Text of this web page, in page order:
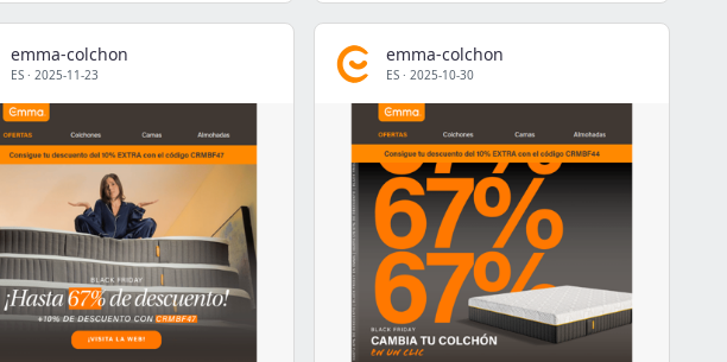
emma-colchon
ES · 2025-11-23
emma-colchon
ES · 2025-10-30